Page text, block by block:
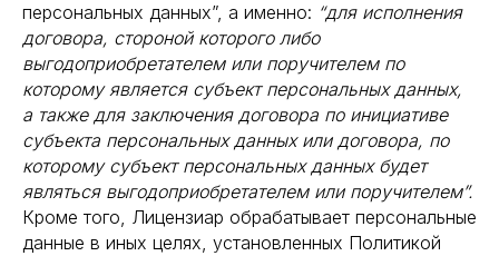
персональных данных”, а именно: “для исполнения
договора, стороной которого либо
выгодоприобретателем или поручителем по
которому является субъект персональных данных,
а также для заключения договора по инициативе
субъекта персональных данных или договора, по
которому субъект персональных данных будет
являться выгодоприобретателем или поручителем”.
Кроме того, Лицензиар обрабатывает персональные
данные в иных целях, установленных Политикой